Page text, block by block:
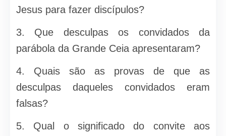
Jesus para fazer discípulos?
3. Que desculpas os convidados da
parábola da Grande Ceia apre­sentaram?
4. Quais são as provas de que as
desculpas daqueles convidados eram
falsas?
5. Qual o significado do convite aos